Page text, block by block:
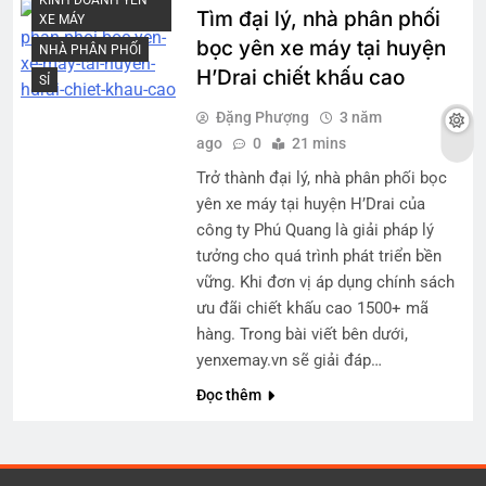
XE MÁY
NHÀ PHÂN PHỐI
SỈ
Tìm đại lý, nhà phân phối
bọc yên xe máy tại huyện
H’Drai chiết khấu cao
Đặng Phượng
3 năm
ago
0 21 mins
Trở thành đại lý, nhà phân phối bọc
yên xe máy tại huyện H’Drai của
công ty Phú Quang là giải pháp lý
tưởng cho quá trình phát triển bền
vững. Khi đơn vị áp dụng chính sách
ưu đãi chiết khấu cao 1500+ mã
hàng. Trong bài viết bên dưới,
yenxemay.vn sẽ giải đáp…
Đọc thêm